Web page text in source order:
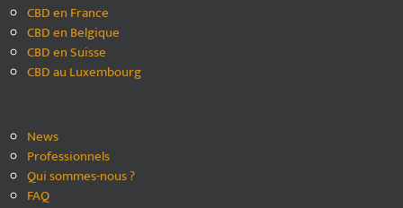
CBD en France
CBD en Belgique
CBD en Suisse
CBD au Luxembourg
News
Professionnels
Qui sommes-nous ?
FAQ